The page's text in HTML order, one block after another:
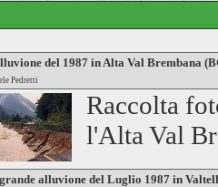
del 1987 in Alta Val Brembana
Pedretti
Raccolta
l'Alta Val
alluvione del Luglio 1987 in